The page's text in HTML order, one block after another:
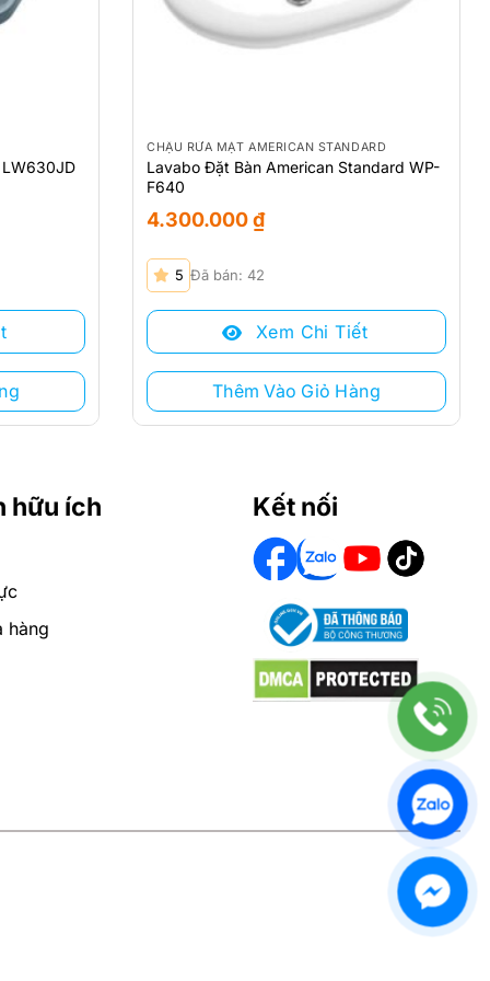
CHẬU RỬA MẶT AMERICAN STANDARD
Lavabo Đặt Bàn American Standard WP-
F640
4.300.000₫
5 Đã bán: 42
Xem Chi Tiết
Thêm Vào Giỏ Hàng
hữu ích
hàng
Kết nối